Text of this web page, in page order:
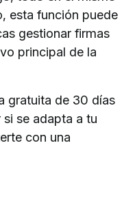
esta función puede
gestionar firmas
principal de la
gratuita de 30 días
se adapta a tu
con una